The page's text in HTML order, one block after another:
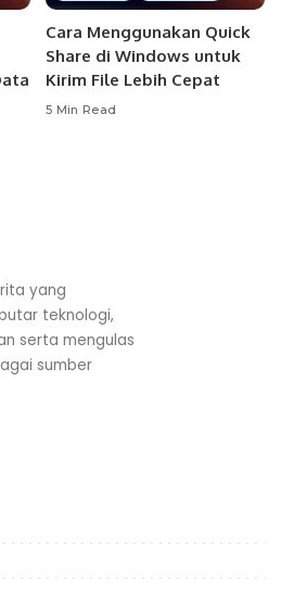
Cara Menggunakan Quick
Share di Windows untuk
Kirim File Lebih Cepat
5 Min Read
yang
teknologi,
serta mengulas
sumber